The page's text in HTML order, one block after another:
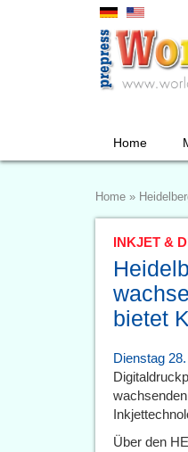
Home
Home »
INKJET &
bietet
Dienstag
Über den